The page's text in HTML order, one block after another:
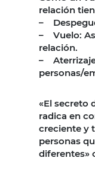
relación
–
– Vuelo:
relación.
–
personas/
«El secreto
radica en
creciente y
personas
diferentes»